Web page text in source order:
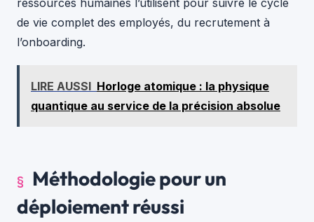
ressources humaines l’utilisent pour suivre le cycle
de vie complet des employés, du recrutement à
l’onboarding.
LIRE AUSSI Horloge atomique : la physique
quantique au service de la précision absolue
Méthodologie pour un
déploiement réussi